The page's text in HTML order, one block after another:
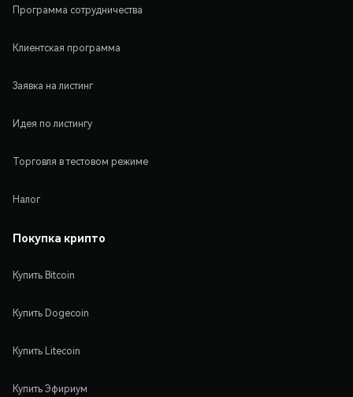
Программа сотрудничества
Клиентская программа
Заявка на листинг
Идея по листингу
Торговля в тестовом режиме
Налог
Покупка крипто
Купить Bitcoin
Купить Dogecoin
Купить Litecoin
Купить Эфириум